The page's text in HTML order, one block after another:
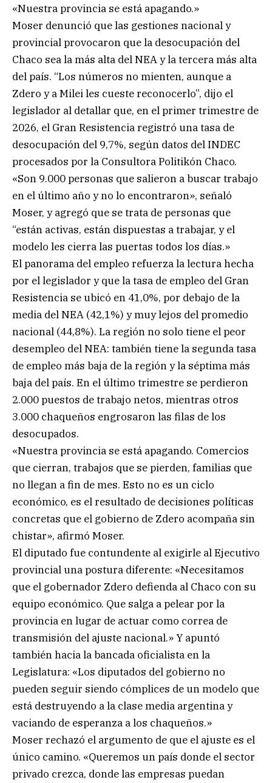
«Nuestra provincia se está apagando.»
Moser denunció que las gestiones nacional y
provincial provocaron que la desocupación del
Chaco sea la más alta del NEA y la tercera más alta
del país. “Los números no mienten, aunque a
Zdero y a Milei les cueste reconocerlo”, dijo el
legislador al detallar que, en el primer trimestre de
2026, el Gran Resistencia registró una tasa de
desocupación del 9,7%, según datos del INDEC
procesados por la Consultora Politikón Chaco.
«Son 9.000 personas que salieron a buscar trabajo
en el último año y no lo encontraron», señaló
Moser, y agregó que se trata de personas que
“están activas, están dispuestas a trabajar, y el
modelo les cierra las puertas todos los días.»
El panorama del empleo refuerza la lectura hecha
por el legislador y que la tasa de empleo del Gran
Resistencia se ubicó en 41,0%, por debajo de la
media del NEA (42,1%) y muy lejos del promedio
nacional (44,8%). La región no solo tiene el peor
desempleo del NEA: también tiene la segunda tasa
de empleo más baja de la región y la séptima más
baja del país. En el último trimestre se perdieron
2.000 puestos de trabajo netos, mientras otros
3.000 chaqueños engrosaron las filas de los
desocupados.
«Nuestra provincia se está apagando. Comercios
que cierran, trabajos que se pierden, familias que
no llegan a fin de mes. Esto no es un ciclo
económico, es el resultado de decisiones políticas
concretas que el gobierno de Zdero acompaña sin
chistar», afirmó Moser.
El diputado fue contundente al exigirle al Ejecutivo
provincial una postura diferente: «Necesitamos
que el gobernador Zdero defienda al Chaco con su
equipo económico. Que salga a pelear por la
provincia en lugar de actuar como correa de
transmisión del ajuste nacional.» Y apuntó
también hacia la bancada oficialista en la
Legislatura: «Los diputados del gobierno no
pueden seguir siendo cómplices de un modelo que
está destruyendo a la clase media argentina y
vaciando de esperanza a los chaqueños.»
Moser rechazó el argumento de que el ajuste es el
único camino. «Queremos un país donde el sector
privado crezca, donde las empresas puedan